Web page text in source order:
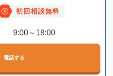
初回相談無料
9:00～18:00
電話する